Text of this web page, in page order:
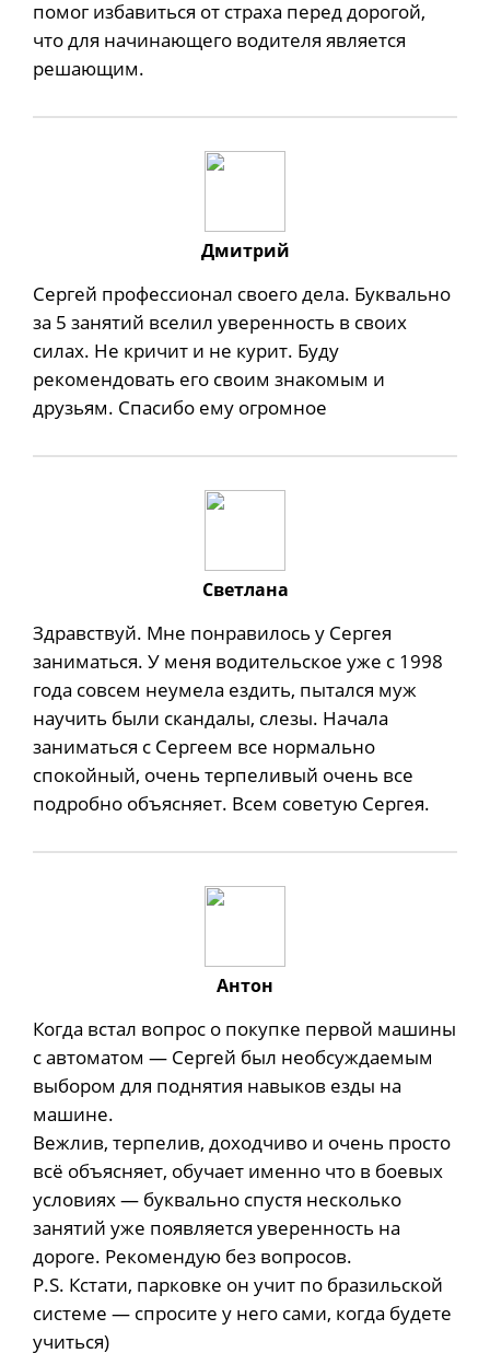
помог избавиться от страха перед дорогой,
что для начинающего водителя является
решающим.
Дмитрий
Сергей профессионал своего дела. Буквально
за 5 занятий вселил уверенность в своих
силах. Не кричит и не курит. Буду
рекомендовать его своим знакомым и
друзьям. Спасибо ему огромное
Светлана
Здравствуй. Мне понравилось у Сергея
заниматься. У меня водительское уже с 1998
года совсем неумела ездить, пытался муж
научить были скандалы, слезы. Начала
заниматься с Сергеем все нормально
спокойный, очень терпеливый очень все
подробно объясняет. Всем советую Сергея.
Антон
Когда встал вопрос о покупке первой машины
с автоматом — Сергей был необсуждаемым
выбором для поднятия навыков езды на
машине.
Вежлив, терпелив, доходчиво и очень просто
всё объясняет, обучает именно что в боевых
условиях — буквально спустя несколько
занятий уже появляется уверенность на
дороге. Рекомендую без вопросов.
P.S. Кстати, парковке он учит по бразильской
системе — спросите у него сами, когда будете
учиться)